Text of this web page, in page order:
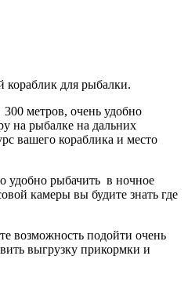
кораблик для рыбалки.
метров, очень удобно
на рыбалке на дальних
вашего кораблика и место
удобно рыбачить в ночное
камеры вы будите знать где
возможность подойти очень
выгрузку прикормки и